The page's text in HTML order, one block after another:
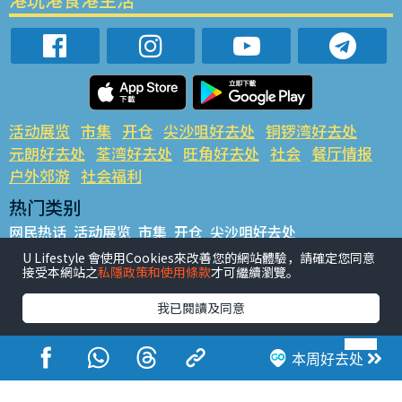
本周好去处
活动展览 市集 开仓 尖沙咀好去处 铜锣湾好去处
元朗好去处 荃湾好去处 旺角好去处 社会 餐厅情报
户外郊游 社会福利
热门类别
网民热话 活动展览 市集 开仓 尖沙咀好去处
铜锣湾好去处 元朗好去处 荃湾好去处 旺角好去处 社会
餐厅情报 户外郊游
热门标签
#UGO揾好去处 #人气活动推介 #美食社群热话
#亲子玩乐好去处
#ULifestyle应用程式
#限时抢
#UJetso礼物放送
#ULifestyle商户中心 #著数 #网络热话
U Lifestyle 會使用Cookies來改善您的網站體驗，請確定您同意
接受本網站之私隱政策和使用條款才可繼續瀏覽。
我已閱讀及同意